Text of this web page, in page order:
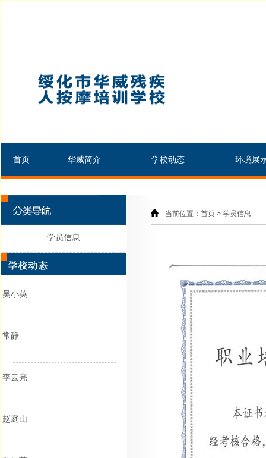
首页 华威简介 学校动态 环境展
学员信息
吴小英
常静
李云亮
赵庭山
当前位置：首页 > 学员信息